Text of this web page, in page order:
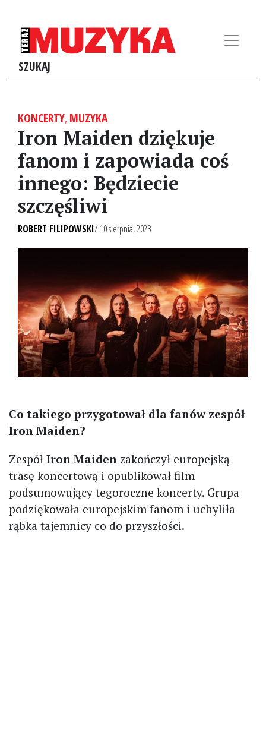
SZUKAJ
KONCERTY, MUZYKA
Iron Maiden dziękuje
fanom i zapowiada coś
innego: Będziecie
szczęśliwi
ROBERT FILIPOWSKI/ 10 sierpnia, 2023
Co takiego przygotował dla fanów zespół
Iron Maiden?
Zespół Iron Maiden zakończył europejską
trasę koncertową i opublikował film
podsumowujący tegoroczne koncerty. Grupa
podziękowała europejskim fanom i uchyliła
rąbka tajemnicy co do przyszłości.